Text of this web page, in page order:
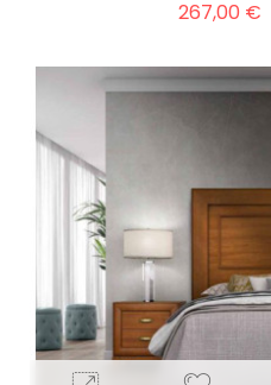
267,00 €